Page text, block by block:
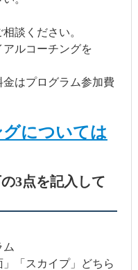
談ください。
ルコーチングを
はプログラム参加費
グについては
3点を記入して
「スカイプ」どちら